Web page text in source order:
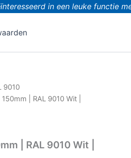
in een leuke functie
9010
| RAL 9010 Wit |
| RAL 9010 Wit |